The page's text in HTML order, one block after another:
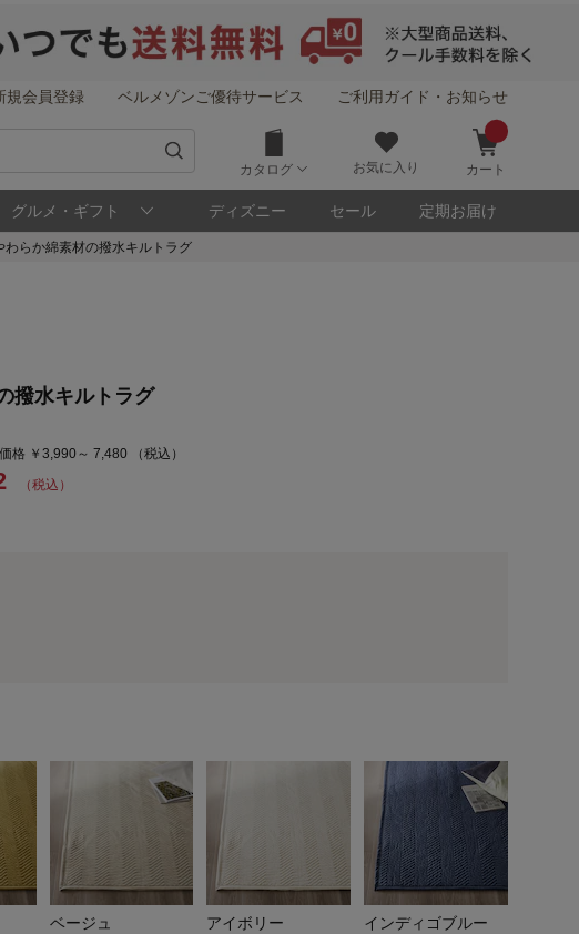
規会員登録 ベルメゾンご優待サービス ご利用ガイド・お知らせ
カタログ お気に入り カート
グルメ・ギフト ディズニー セール 定期お届け
わらか綿素材の撥水キルトラグ
マスタード
撥水キルトラグ
格 ￥3,990～ 7,480 （税込）
（税込）
ベージュ アイボリー インディゴブルー